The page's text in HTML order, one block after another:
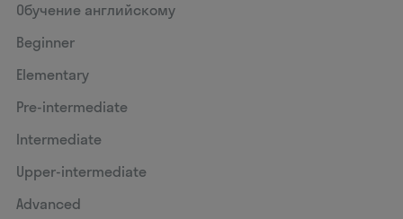
Обучение английскому
Beginner
Elementary
Pre-intermediate
Intermediate
Upper-intermediate
Advanced